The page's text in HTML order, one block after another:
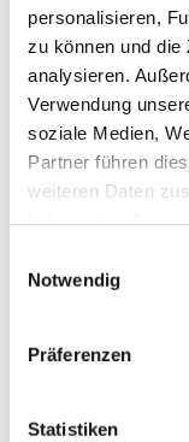
personalisieren,
zu können und die
analysieren.
Verwendung
soziale Medien,
Partner führen
weiteren Daten
Notwendig
Präferenzen
Statistiken
Dies